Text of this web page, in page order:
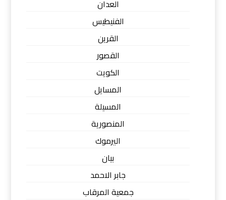
العدان
الفنيطيس
القرين
القصور
الكويت
المسايل
المسيلة
المنصورية
اليرموك
بيان
جابر الاحمد
جمعية المرقاب